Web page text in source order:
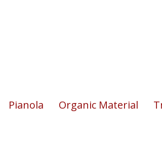
Pianola Organic Material